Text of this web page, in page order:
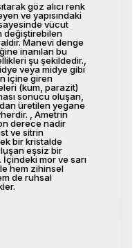
göz alıcı renk
ve yapısındaki
vücut
değiştirebilen
Manevi denge
inanılan bu
şu şekildedir.
veya midye gibi
içine giren
(kum, parazit)
sonucu oluşan,
üretilen yegane
Ametrin
derece nadir
ve sitrin
bir kristalde
eşsiz bir
mor ve sarı
hem zihinsel
de ruhsal